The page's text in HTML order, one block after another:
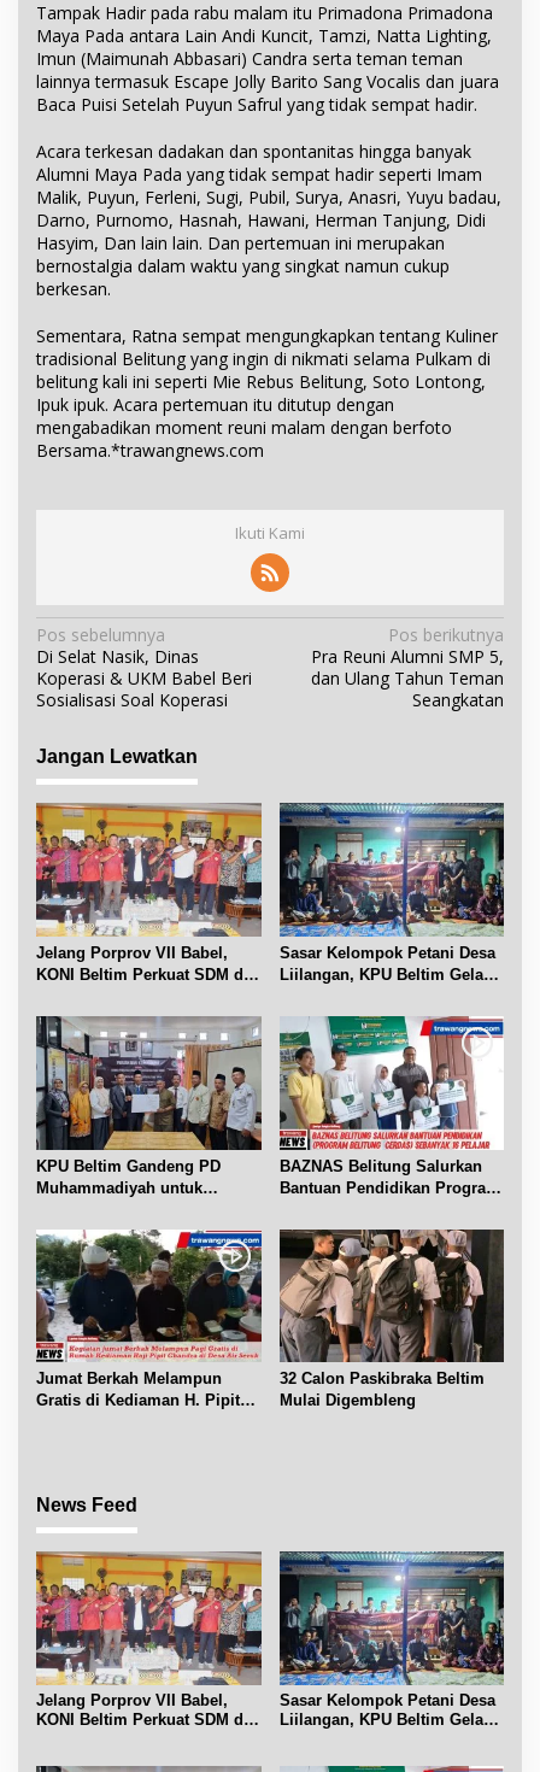
Tampak Hadir pada rabu malam itu Primadona Primadona
Maya Pada antara Lain Andi Kuncit, Tamzi, Natta Lighting,
Imun (Maimunah Abbasari) Candra serta teman teman
lainnya termasuk Escape Jolly Barito Sang Vocalis dan juara
Baca Puisi Setelah Puyun Safrul yang tidak sempat hadir.
Acara terkesan dadakan dan spontanitas hingga banyak
Alumni Maya Pada yang tidak sempat hadir seperti Imam
Malik, Puyun, Ferleni, Sugi, Pubil, Surya, Anasri, Yuyu badau,
Darno, Purnomo, Hasnah, Hawani, Herman Tanjung, Didi
Hasyim, Dan lain lain. Dan pertemuan ini merupakan
bernostalgia dalam waktu yang singkat namun cukup
berkesan.
Sementara, Ratna sempat mengungkapkan tentang Kuliner
tradisional Belitung yang ingin di nikmati selama Pulkam di
belitung kali ini seperti Mie Rebus Belitung, Soto Lontong,
Ipuk ipuk. Acara pertemuan itu ditutup dengan
mengabadikan moment reuni malam dengan berfoto
Bersama.*trawangnews.com
Ikuti Kami
N
a
v
g
a
s
i
p
o
s
Pos sebelumnya
Di Selat Nasik, Dinas
Koperasi & UKM Babel Beri
Sosialisasi Soal Koperasi
Pos berikutnya
Pra Reuni Alumni SMP 5,
dan Ulang Tahun Teman
Seangkatan
Jangan Lewatkan
Jelang Porprov VII Babel,
KONI Beltim Perkuat SDM di
Sasar Kelompok Petani Desa
Liilangan, KPU Beltim Gelar
KPU Beltim Gandeng PD
Muhammadiyah untuk
BAZNAS Belitung Salurkan
Bantuan Pendidikan Program
Jumat Berkah Melampun
Gratis di Kediaman H. Pipit
32 Calon Paskibraka Beltim
Mulai Digembleng
News Feed
Jelang Porprov VII Babel,
KONI Beltim Perkuat SDM di
Sasar Kelompok Petani Desa
Liilangan, KPU Beltim Gelar